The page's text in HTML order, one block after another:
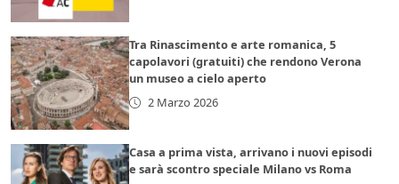
Tra Rinascimento e arte romanica, 5
capolavori (gratuiti) che rendono Verona
un museo a cielo aperto
2 Marzo 2026
Casa a prima vista, arrivano i nuovi episodi
e sarà scontro speciale Milano vs Roma